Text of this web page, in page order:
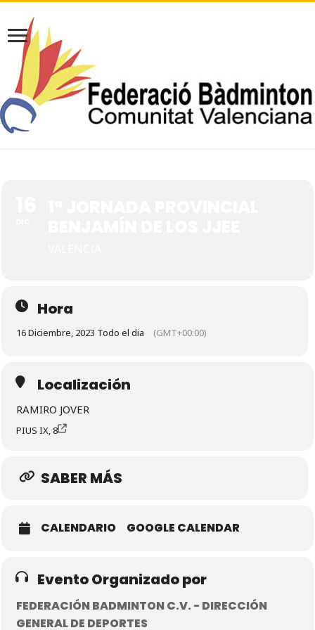
Hora
16 Diciembre, 2023 Todo el dia (GMT+00:00)
Localización
RAMIRO JOVER
PIUS IX, 8
SABER MÁS
CALENDARIO GOOGLE CALENDAR
Evento Organizado por
FEDERACIÓN BADMINTON C.V. - DIRECCIÓN
GENERAL DE DEPORTES